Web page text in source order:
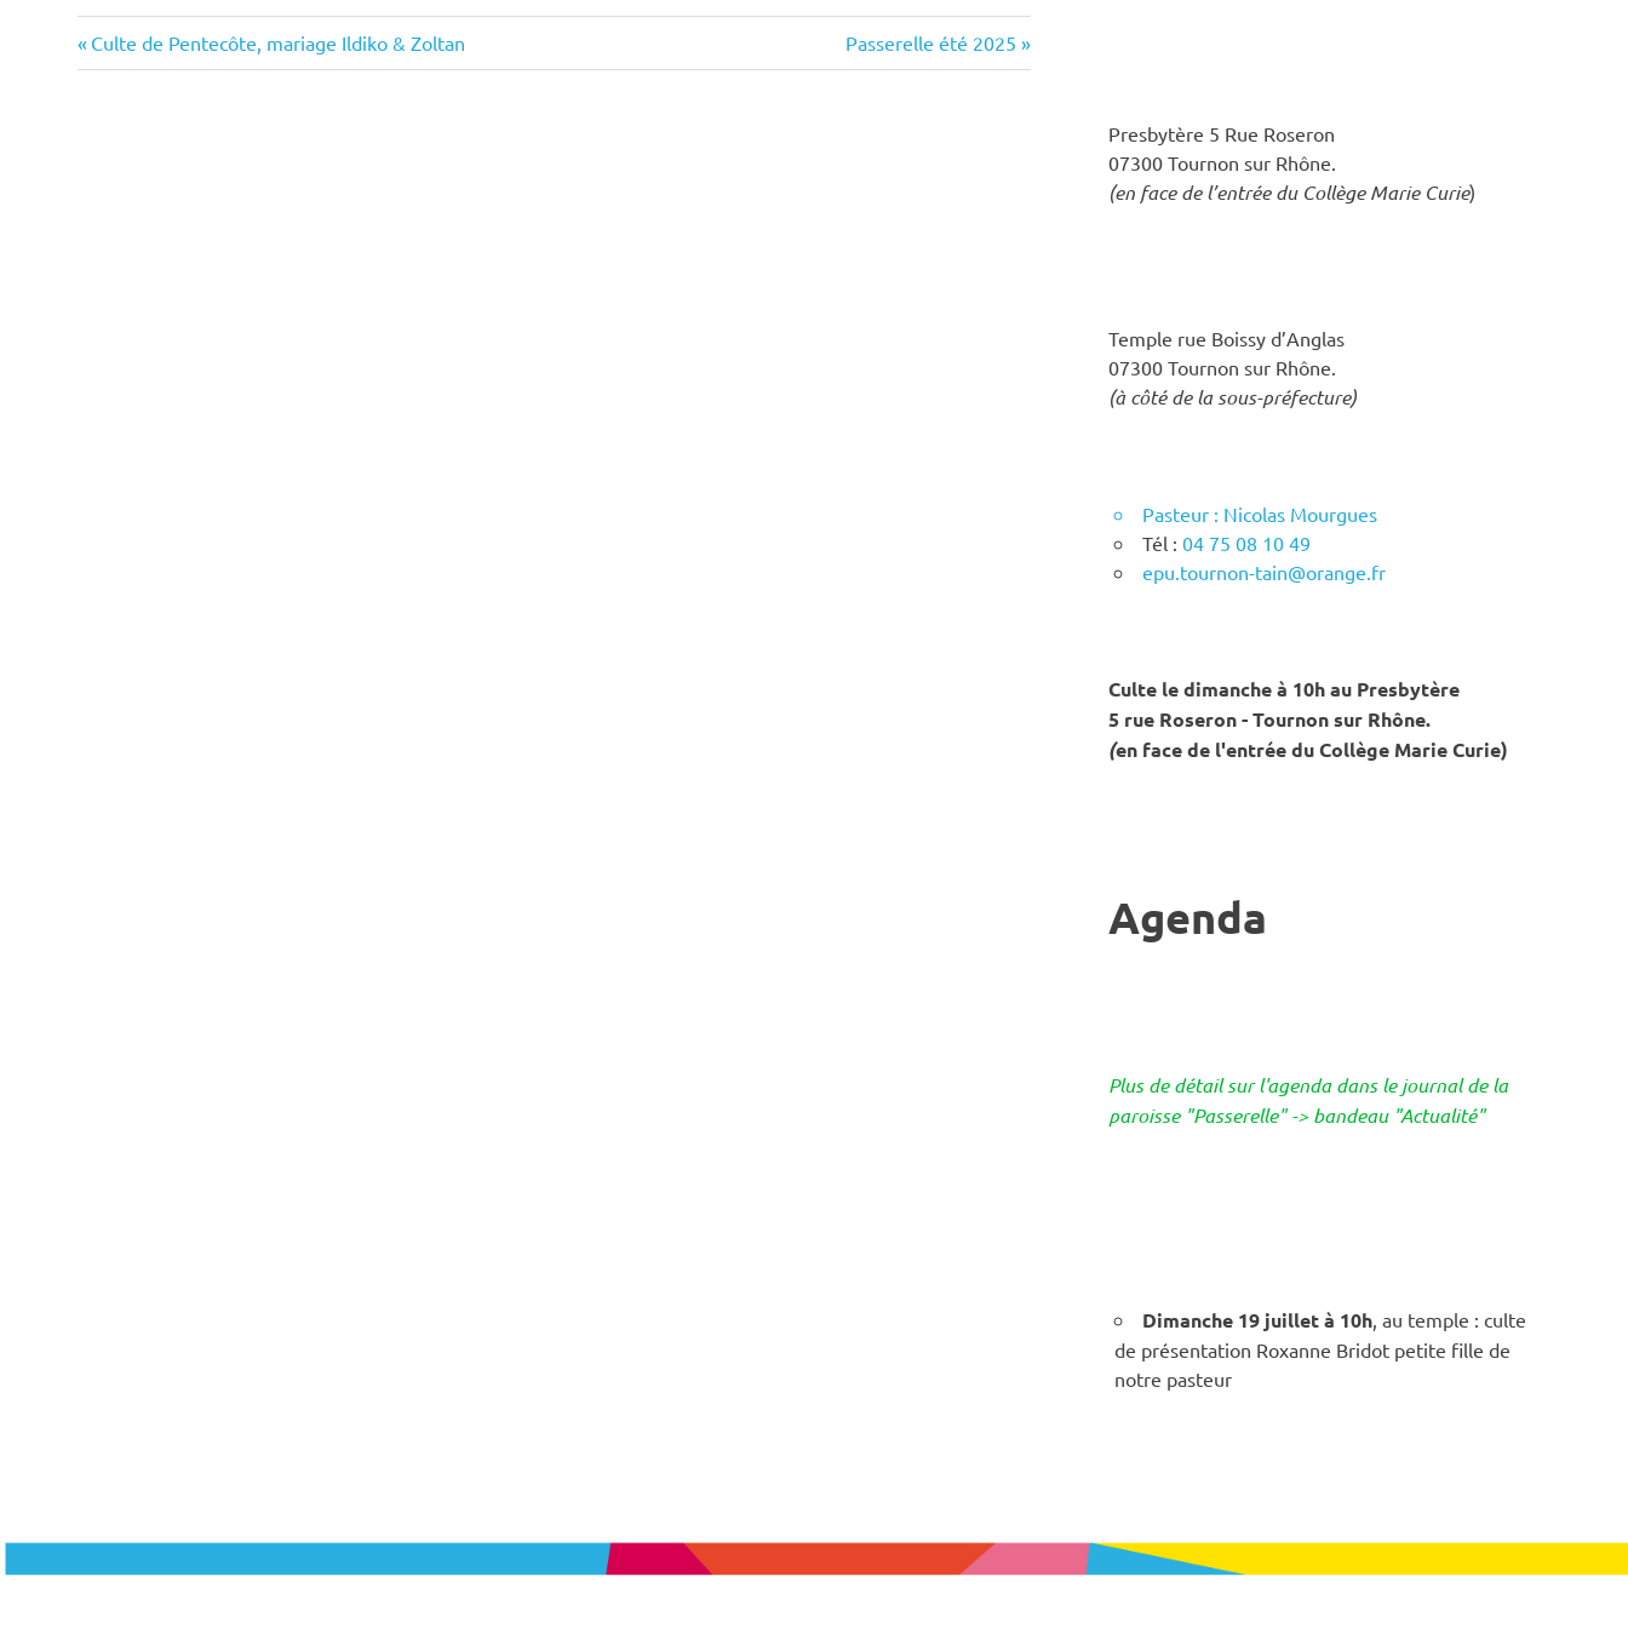
Rhône
Navigation
Previous
Post:
Culte de Pentecôte, mariage Ildiko & Zoltan
Next
Post:
Passerelle été 2025
Presbytère 5 Rue Roseron
07300 Tournon sur Rhône.
(en face de l’entrée du Collège Marie Curie)
Temple rue Boissy d’Anglas
07300 Tournon sur Rhône.
(à côté de la sous-préfecture)
Pasteur : Nicolas Mourgues
Tél : 04 75 08 10 49
epu.tournon-tain@orange.fr
Culte le dimanche à 10h au Presbytère
5 rue Roseron - Tournon sur Rhône.
(en face de l'entrée du Collège Marie Curie)
Agenda
Plus de détail sur l'agenda dans le journal de la
paroisse "Passerelle" -> bandeau "Actualité"
Dimanche 19 juillet à 10h , au temple : culte
de présentation Roxanne Bridot petite fille de
notre pasteur